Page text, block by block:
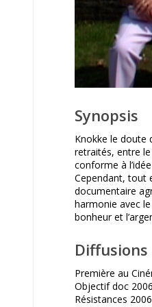
Synopsis
Knokke le doute
retraités, entre
conforme à
Cependant, tout
documentaire
harmonie avec
bonheur et
Diffusions
Première au
Objectif doc
Résistances